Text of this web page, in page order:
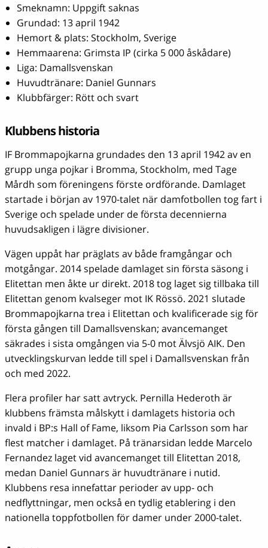
Smeknamn: Uppgift saknas
Grundad: 13 april 1942
Hemort & plats: Stockholm, Sverige
Hemmaarena: Grimsta IP (cirka 5 000 åskådare)
Liga: Damallsvenskan
Huvudtränare: Daniel Gunnars
Klubbfärger: Rött och svart
Klubbens historia
IF Brommapojkarna grundades den 13 april 1942 av en
grupp unga pojkar i Bromma, Stockholm, med Tage
Mårdh som föreningens förste ordförande. Damlaget
startade i början av 1970-talet när damfotbollen tog fart i
Sverige och spelade under de första decennierna
huvudsakligen i lägre divisioner.
Vägen uppåt har präglats av både framgångar och
motgångar. 2014 spelade damlaget sin första säsong i
Elitettan men åkte ur direkt. 2018 tog laget sig tillbaka till
Elitettan genom kvalseger mot IK Rössö. 2021 slutade
Brommapojkarna trea i Elitettan och kvalificerade sig för
första gången till Damallsvenskan; avancemanget
säkrades i sista omgången via 5-0 mot Älvsjö AIK. Den
utvecklingskurvan ledde till spel i Damallsvenskan från
och med 2022.
Flera profiler har satt avtryck. Pernilla Hederoth är
klubbens främsta målskytt i damlagets historia och
invald i BP:s Hall of Fame, liksom Pia Carlsson som har
flest matcher i damlaget. På tränarsidan ledde Marcelo
Fernandez laget vid avancemanget till Elitettan 2018,
medan Daniel Gunnars är huvudtränare i nutid.
Klubbens resa innefattar perioder av upp- och
nedflyttningar, men också en tydlig etablering i den
nationella toppfotbollen för damer under 2000-talet.